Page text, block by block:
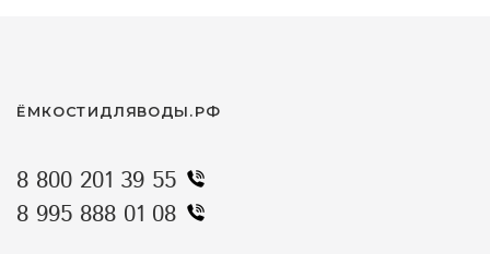
ЁМКОСТИДЛЯВОДЫ.РФ
8 800 201 39 55
8 995 888 01 08